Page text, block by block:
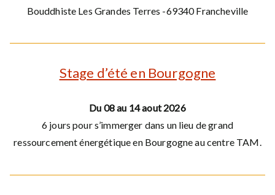
Bouddhiste Les Grandes Terres -69340 Francheville
Stage d’été en Bourgogne
Du 08 au 14 aout 2026
6 jours pour s’immerger dans un lieu de grand
ressourcement énergétique en Bourgogne au centre TAM.